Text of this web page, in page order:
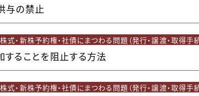
与の禁止
株式・新株予約権・社債にまつわる問題（発行・譲渡・取得手続
ることを阻止する方法
株式・新株予約権・社債にまつわる問題（発行・譲渡・取得手続